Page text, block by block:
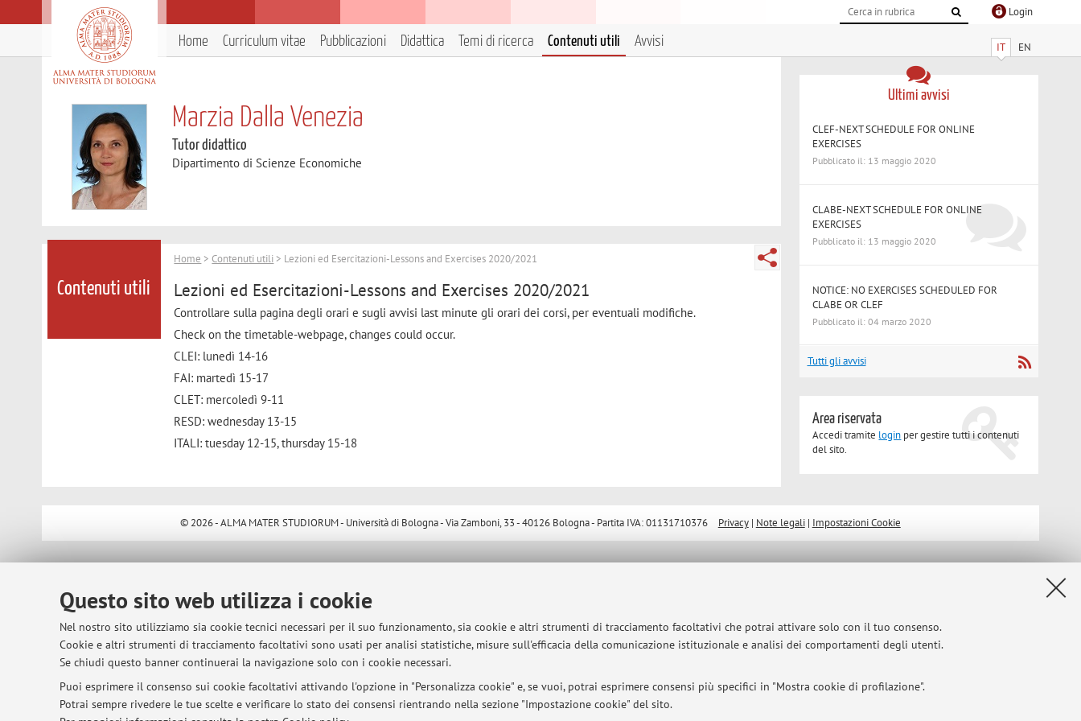
Questo sito web utilizza i cookie
Nel nostro sito utilizziamo sia cookie tecnici necessari per il suo funzionamento, sia cookie e altri strumenti di tracciamento facoltativi che potrai attivare solo con il tuo consenso.
Cookie e altri strumenti di tracciamento facoltativi sono usati per analisi statistiche, misure sull'efficacia della comunicazione istituzionale e analisi dei comportamenti degli utenti.
Se chiudi questo banner continuerai la navigazione solo con i cookie necessari.
Puoi esprimere il consenso sui cookie facoltativi attivando l'opzione in "Personalizza cookie" e, se vuoi, potrai esprimere consensi più specifici in "Mostra cookie di profilazione".
Potrai sempre rivedere le tue scelte e verificare lo stato dei consensi rientrando nella sezione "Impostazione cookie" del sito.
Login
IT EN
Home Curriculum vitae Pubblicazioni Didattica Temi di ricerca Contenuti utili Avvisi
Marzia Dalla Venezia
Tutor didattico
Dipartimento di Scienze Economiche
Contenuti utili
Home >Contenuti utili > Lezioni ed Esercitazioni-Lessons and Exercises 2020/2021
Lezioni ed Esercitazioni-Lessons and Exercises 2020/2021
Controllare sulla pagina degli orari e sugli avvisi last minute gli orari dei corsi, per eventuali modifiche.
Check on the timetable-webpage, changes could occur.
CLEI: lunedì 14-16
FAI: martedì 15-17
CLET: mercoledì 9-11
RESD: wednesday 13-15
ITALI: tuesday 12-15, thursday 15-18
Ultimi avvisi
CLEF-NEXT SCHEDULE FOR ONLINE
EXERCISES
Pubblicato il: 13 maggio 2020
CLABE-NEXT SCHEDULE FOR ONLINE
EXERCISES
Pubblicato il: 13 maggio 2020
NOTICE: NO EXERCISES SCHEDULED FOR
CLABE OR CLEF
Pubblicato il: 04 marzo 2020
Tutti gli avvisi
Area riservata
Accedi tramite login per gestire tutti i contenuti
del sito.
© 2026 - ALMA MATER STUDIORUM - Università di Bologna - Via Zamboni, 33 - 40126 Bologna - Partita IVA: 01131710376 Privacy| Note legali| Impostazioni Cookie